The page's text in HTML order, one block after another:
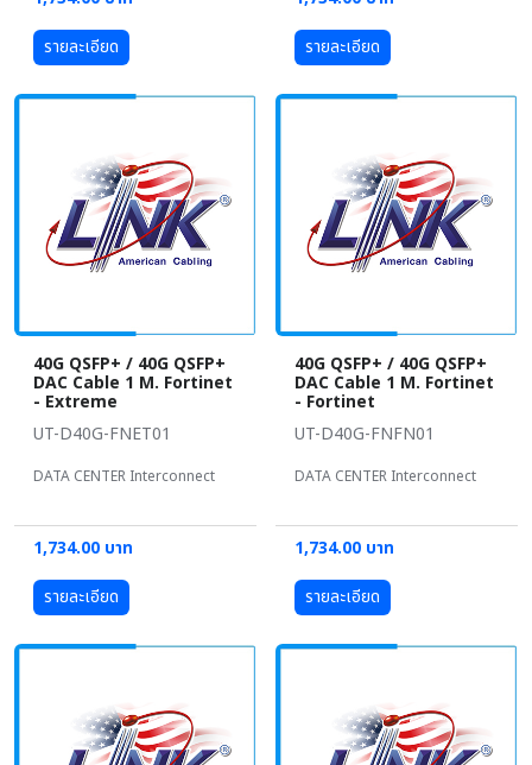
รายละเอียด
รายละเอียด
40G QSFP+ / 40G QSFP+
DAC Cable 1 M. Fortinet
- Extreme
UT-D40G-FNET01
DATA CENTER Interconnect
1,734.00 บาท
รายละเอียด
40G QSFP+ / 40G QSFP+
DAC Cable 1 M. Fortinet
- Fortinet
UT-D40G-FNFN01
DATA CENTER Interconnect
1,734.00 บาท
รายละเอียด